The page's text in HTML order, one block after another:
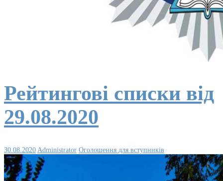
Рейтингові списки від
29.08.2020
30.08.2020 Administrator Оголошення для вступників